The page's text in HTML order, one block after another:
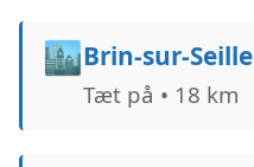
🏙️Brin-sur-Seille
Tæt på • 18 km